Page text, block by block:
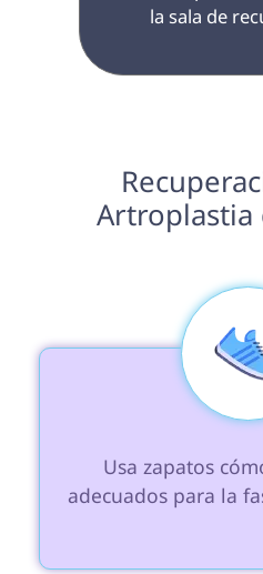
la sala de
Artroplastia
adecuados para la